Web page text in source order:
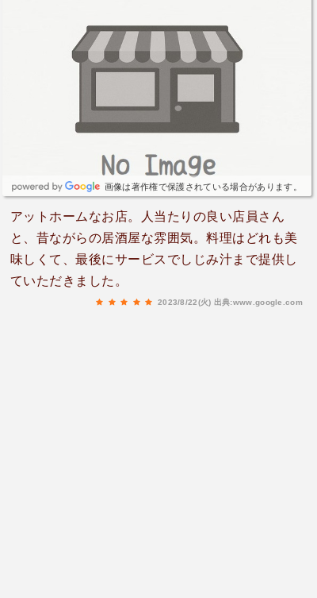
画像は著作権で保護されている場合があります。
アットホームなお店。人当たりの良い店員さん
と、昔ながらの居酒屋な雰囲気。料理はどれも美
味しくて、最後にサービスでしじみ汁まで提供し
ていただきました。
2023/8/22(火) 出典:www.google.com